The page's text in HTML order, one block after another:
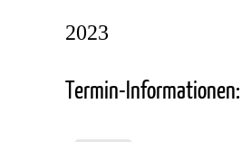
2023
Termin-Informationen: